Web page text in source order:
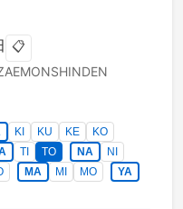
📋
KI KU KE
KO
TI TO NA
NI
MA MI MO
YA